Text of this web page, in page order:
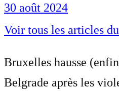
30 août 2024
Voir tous les articles
Bruxelles hausse
Belgrade après les